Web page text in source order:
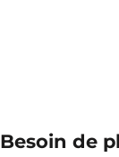
Besoin de